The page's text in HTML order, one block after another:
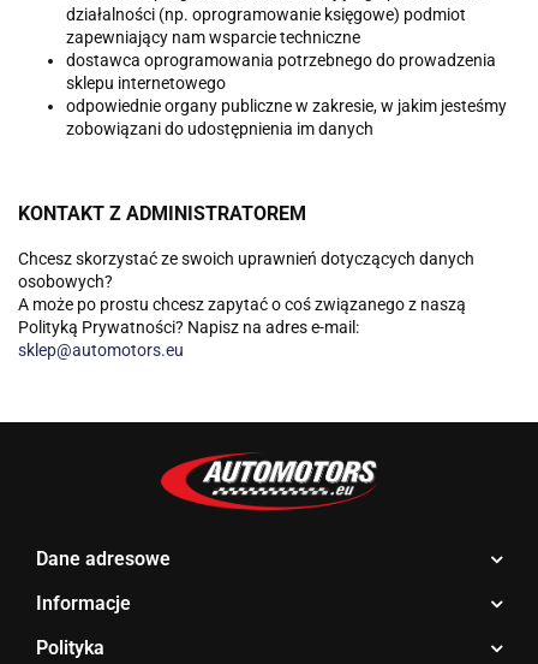
działalności (np. oprogramowanie księgowe) podmiot
zapewniający nam wsparcie techniczne
dostawca oprogramowania potrzebnego do prowadzenia
sklepu internetowego
odpowiednie organy publiczne w zakresie, w jakim jesteśmy
zobowiązani do udostępnienia im danych
KONTAKT Z ADMINISTRATOREM
Chcesz skorzystać ze swoich uprawnień dotyczących danych
osobowych?
A może po prostu chcesz zapytać o coś związanego z naszą
Polityką Prywatności? Napisz na adres e-mail:
sklep@automotors.eu
Dane adresowe
Informacje
Polityka